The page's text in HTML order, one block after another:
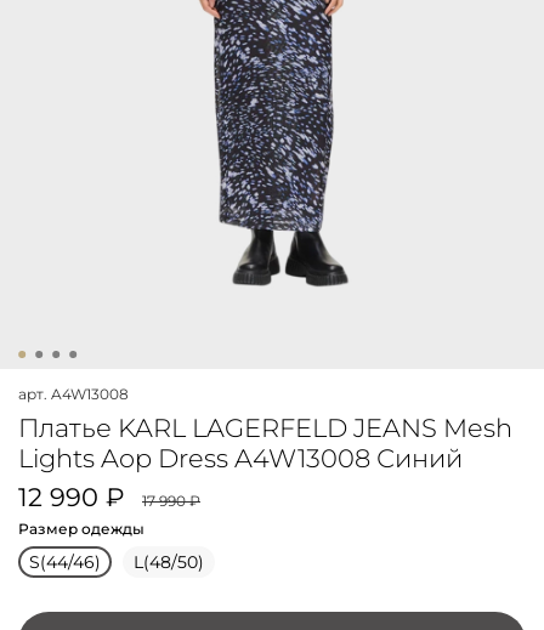
арт. A4W13008
Платье KARL LAGERFELD JEANS Mesh
Lights Aop Dress A4W13008 Синий
12 990 ₽
17 990 ₽
Размер одежды
S(44/46) L(48/50)